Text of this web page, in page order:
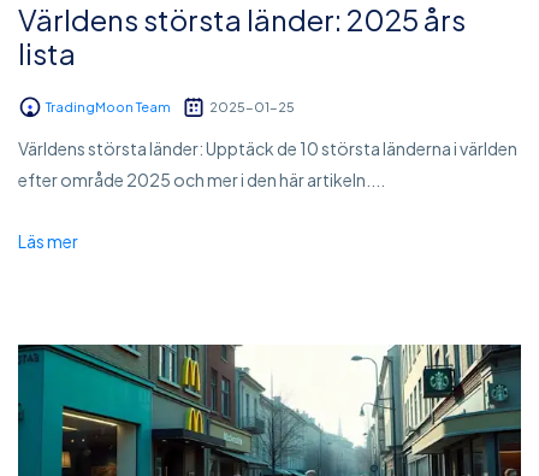
Världens största länder: 2025 års
lista
TradingMoon Team 2025-01-25
Världens största länder: Upptäck de 10 största länderna i världen
efter område 2025 och mer i den här artikeln....
Läs mer